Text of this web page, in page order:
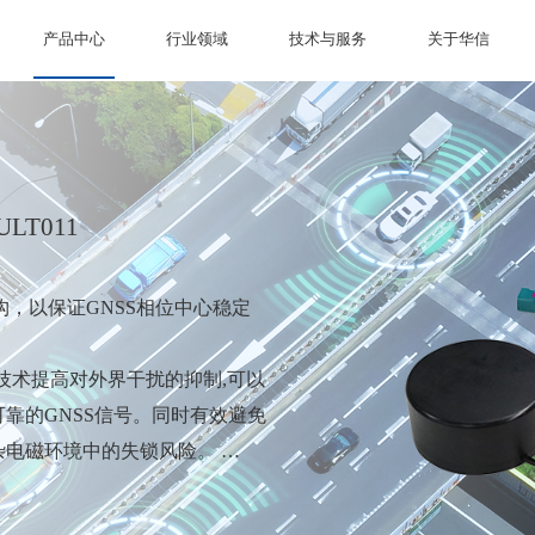
产品中心 行业领域 技术与服务 关于华信
，以保证GNSS相位中心稳定
术提高对外界干扰的抑制,可以
的GNSS信号。同时有效避免
电磁环境中的失锁风险。
性齐全，在单元的设计上可以
以灵活的进行天线单元的更